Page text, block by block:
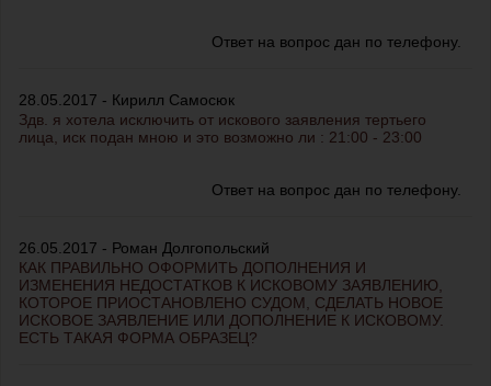
Ответ на вопрос дан по телефону.
28.05.2017 - Кирилл Самосюк
Здв. я хотела исключить от искового заявления тертьего
лица, иск подан мною и это возможно ли : 21:00 - 23:00
Ответ на вопрос дан по телефону.
26.05.2017 - Роман Долгопольский
КАК ПРАВИЛЬНО ОФОРМИТЬ ДОПОЛНЕНИЯ И
ИЗМЕНЕНИЯ НЕДОСТАТКОВ К ИСКОВОМУ ЗАЯВЛЕНИЮ,
КОТОРОЕ ПРИОСТАНОВЛЕНО СУДОМ, СДЕЛАТЬ НОВОЕ
ИСКОВОЕ ЗАЯВЛЕНИЕ ИЛИ ДОПОЛНЕНИЕ К ИСКОВОМУ.
ЕСТЬ ТАКАЯ ФОРМА ОБРАЗЕЦ?